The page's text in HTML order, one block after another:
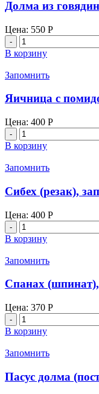
Долма из
Цена: 550 Р
Количество
товара
Долма
из
В корзину
Запомнить
Яичница с
Цена: 400 Р
Количество
товара
Яичница
с
В корзину
Запомнить
Сибех (резак),
Цена: 400 Р
Количество
товара
Сибех
(резак),
с
яйцом
В корзину
Запомнить
Спанах
Цена: 370 Р
Количество
товара
Спанах
(шпинат),
яйцом
В корзину
Запомнить
Пасус долма